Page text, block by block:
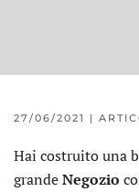
27/06/2021 |
Hai costruito una
grandeNegozio